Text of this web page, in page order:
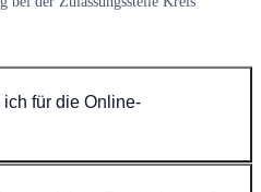
für die Online-